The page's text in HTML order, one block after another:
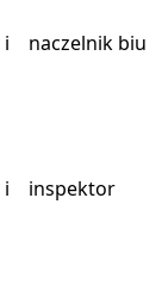
i
naczelnik
i
inspektor